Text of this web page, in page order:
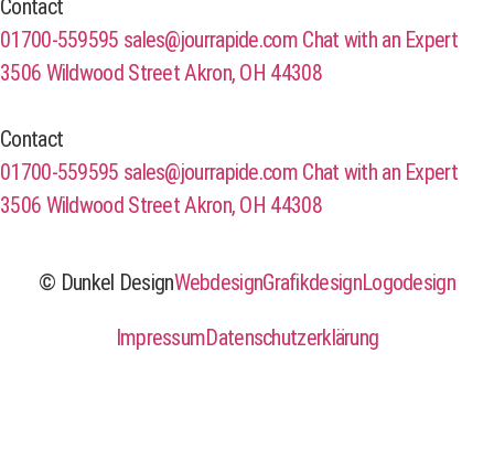
Contact
01700-559595 sales@jourrapide.com Chat with an Expert
3506 Wildwood Street Akron, OH 44308
Contact
01700-559595 sales@jourrapide.com Chat with an Expert
3506 Wildwood Street Akron, OH 44308
© Dunkel DesignWebdesignGrafikdesignLogodesign
ImpressumDatenschutzerklärung